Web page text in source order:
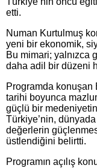
etti.
Numan Kurtulmuş
yeni bir ekonomik,
Bu mimari; yalnızca
daha adil bir düzeni
Programda konuşan
tarihi boyunca
güçlü bir
Türkiye’nin,
değerlerin
üstlendiğini belirtti.
Programın açılış